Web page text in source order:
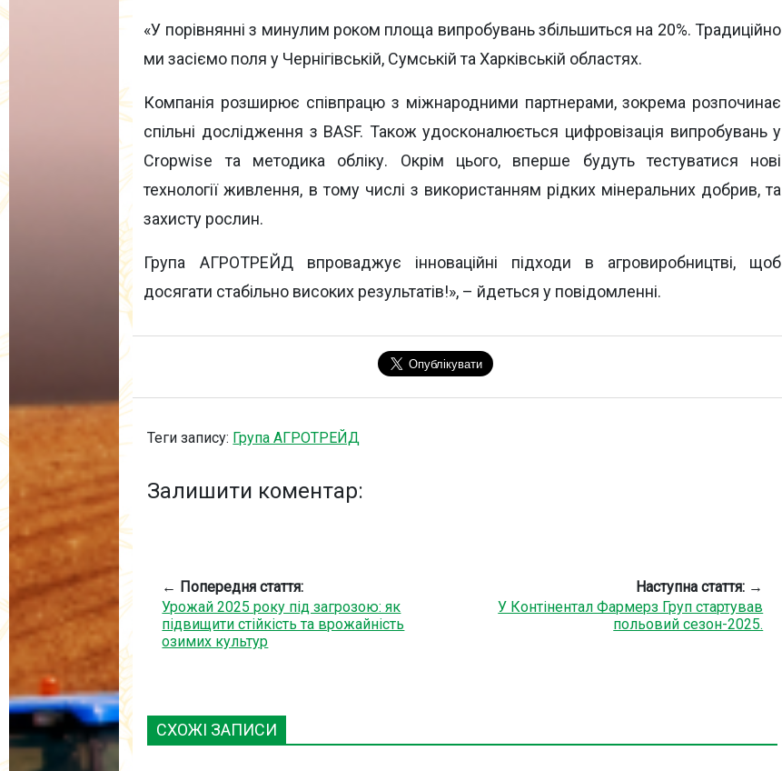
«У порівнянні з минулим роком площа випробувань збільшиться на 20%. Традиційно
ми засіємо поля у Чернігівській, Сумській та Харківській областях.
Компанія розширює співпрацю з міжнародними партнерами, зокрема розпочинає
спільні дослідження з BASF. Також удосконалюється цифровізація випробувань у
Cropwise та методика обліку. Окрім цього, вперше будуть тестуватися нові
технології живлення, в тому числі з використанням рідких мінеральних добрив, та
захисту рослин.
Група АГРОТРЕЙД впроваджує інноваційні підходи в агровиробництві, щоб
досягати стабільно високих результатів!», – йдеться у повідомленні.
Теги запису: Група АГРОТРЕЙД
Залишити коментар:
← Попередня стаття:
Урожай 2025 року під загрозою: як
підвищити стійкість та врожайність
озимих культур
Наступна стаття: →
У Контінентал Фармерз Груп стартував
польовий сезон-2025.
СХОЖІ ЗАПИСИ